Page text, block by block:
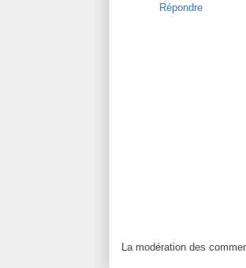
Répondre
La modération des